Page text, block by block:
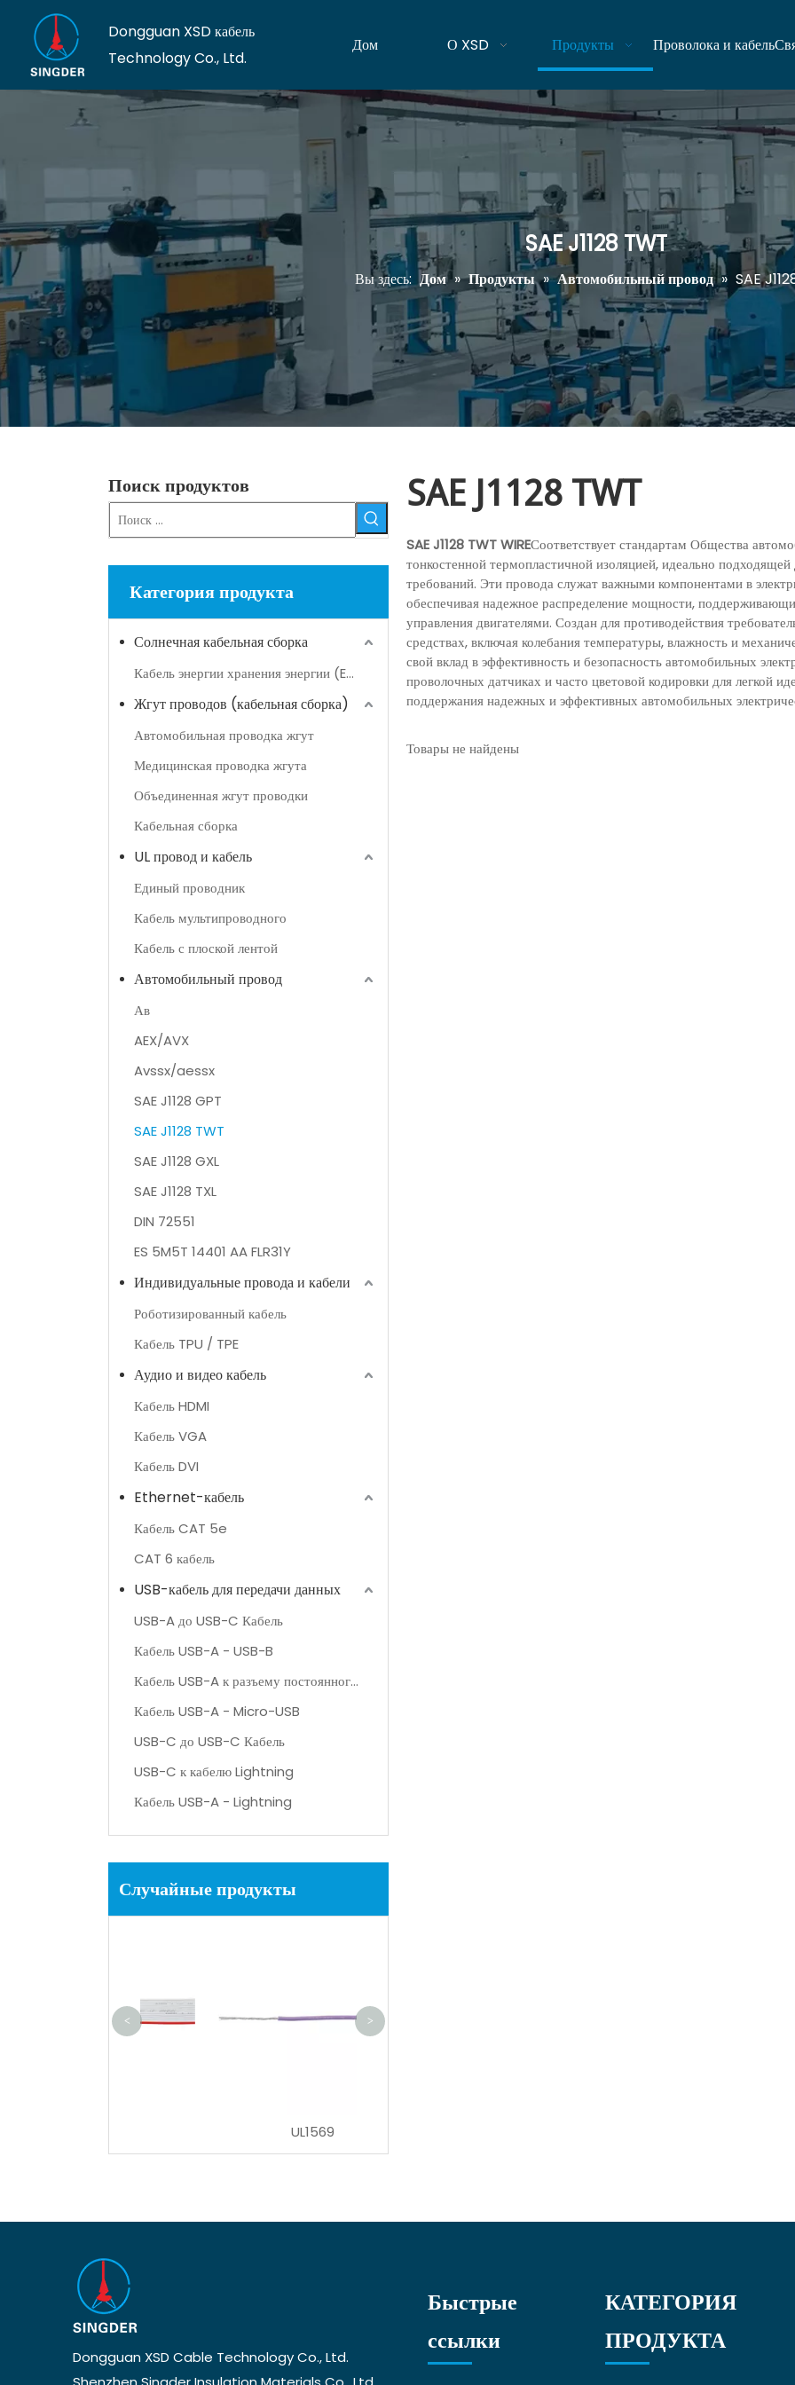
Dongguan XSD кабель
Technology Co., Ltd.
Дом О XSD Продукты Проволока и кабель
SAE J1128 TWT
Вы здесь: Дом » Продукты » Автомобильный провод » SAE
Поиск продуктов
Категория продукта
Солнечная кабельная сборка
Кабель энергии хранения энергии (ESS)
Жгут проводов (кабельная сборка)
Автомобильная проводка жгут
Медицинская проводка жгута
Объединенная жгут проводки
Кабельная сборка
UL провод и кабель
Единый проводник
Кабель мультипроводного
Кабель с плоской лентой
Автомобильный провод
Ав
AEX/AVX
Avssx/aessx
SAE J1128 GPT
SAE J1128 TWT
SAE J1128 GXL
SAE J1128 TXL
DIN 72551
ES 5M5T 14401 AA FLR31Y
Индивидуальные провода и кабели
Роботизированный кабель
Кабель TPU / TPE
Аудио и видео кабель
Кабель HDMI
Кабель VGA
Кабель DVI
Ethernet-кабель
Кабель CAT 5e
CAT 6 кабель
USB-кабель для передачи данных
USB-A до USB-C Кабель
Кабель USB-A - USB-B
Кабель USB-A к разъему постоянного тока
Кабель USB-A - Micro-USB
USB-C до USB-C Кабель
USB-C к кабелю Lightning
Кабель USB-A - Lightning
Случайные продукты
< >
SAE J1128 TWT
SAE J1128 TWT WIREСоответствует стандартам Общества
тонкостенной термопластичной изоляцией, идеально
требований. Эти провода служат важными компонентами в
обеспечивая надежное распределение мощности,
управления двигателями. Создан для противодействия
средствах, включая колебания температуры, влажность и
свой вклад в эффективность и безопасность автомобильных
проволочных датчиках и часто цветовой кодировки для легкой
поддержания надежных и эффективных автомобильных
Товары не найдены
Dongguan XSD Cable Technology Co., Ltd.
Быстрые
ссылки
КАТЕГОРИЯ
ПРОДУКТА